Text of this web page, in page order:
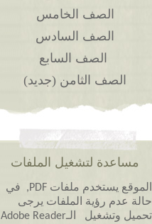
الصف الخامس
الصف السادس
الصف السابع
الصف الثامن (جديد)
مساعدة لتشغيل الملفات
الموقع يستخدم ملفات PDF, في
حالة عدم رؤية الملفات يرجى
تحميل وتشغيل الـAdobe Reader